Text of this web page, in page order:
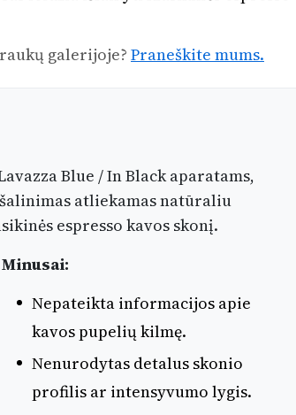
galerijoje?Praneškite mums.
Blue / In Black aparatams,
atliekamas natūraliu
espresso kavos skonį.
Minusai:
Nepateikta informacijos apie
kavos pupelių kilmę.
Nenurodytas detalus skonio
profilis ar intensyvumo lygis.